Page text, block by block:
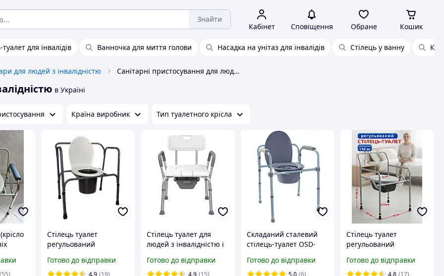
Знайти
Кабінет Сповіщення Обране Кошик
для інвалідів Ванночка для миття голови Насадка на унітаз для інвалідів Стілець у ванну
для людей з інвалідністю Санітарні пристосування для людей з інвалідністю
в Україні
Країна виробник Тип туалетного крісла
Стілець туалет
регульований
для інвалідів літніх
хворих крісло
Готово до відправки
Стілець туалет для
людей з інвалідністю і
унітаз KY-1203A-1
Готово до відправки
Складаний сталевий
стілець-туалет OSD-
Готово до відправки
Стілець туалет
регульований
інвалідів та літніх
людей переносне
Готово до відправки